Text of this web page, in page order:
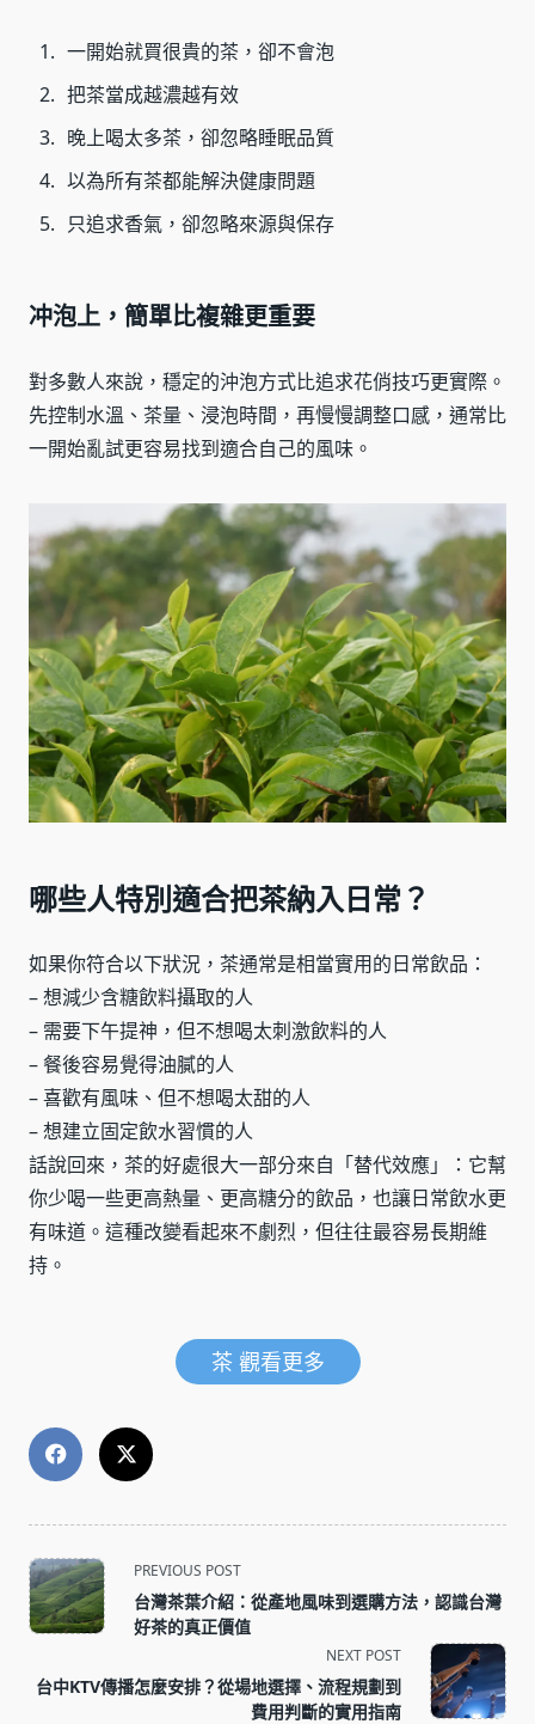
一開始就買很貴的茶，卻不會泡
把茶當成越濃越有效
晚上喝太多茶，卻忽略睡眠品質
以為所有茶都能解決健康問題
只追求香氣，卻忽略來源與保存
冲泡上，簡單比複雜更重要
對多數人來說，穩定的沖泡方式比追求花俏技巧更實際。
先控制水溫、茶量、浸泡時間，再慢慢調整口感，通常比
一開始亂試更容易找到適合自己的風味。
哪些人特別適合把茶納入日常？
如果你符合以下狀況，茶通常是相當實用的日常飲品：
– 想減少含糖飲料攝取的人
– 需要下午提神，但不想喝太刺激飲料的人
– 餐後容易覺得油膩的人
– 喜歡有風味、但不想喝太甜的人
– 想建立固定飲水習慣的人
話說回來，茶的好處很大一部分來自「替代效應」：它幫
你少喝一些更高熱量、更高糖分的飲品，也讓日常飲水更
有味道。這種改變看起來不劇烈，但往往最容易長期維
持。
茶 觀看更多
<span
class="nav-
subtitle
reader-
PREVIOUS POST
台灣茶葉介紹：從產地風味到選購方法，認識台灣
好茶的真正價值
NEXT POST
台中KTV傳播怎麼安排？從場地選擇、流程規劃到
費用判斷的實用指南